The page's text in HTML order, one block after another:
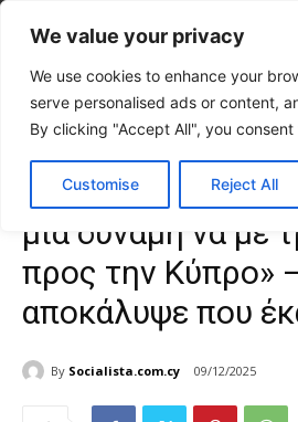
We value your privacy
We use cookies to enhance your
serve personalised ads or content,
By clicking "Accept All", you
Customise Reject All
Home CELEBRITIES
Mιχάλαρος: «Πάντα
τραβάει προς την Κύπρο» -...
Mιχάλαρος:
μία δύναμη να με
προς την Κύπρο»
αποκάλυψε που
By Socialista.com.cy 09/12/2025